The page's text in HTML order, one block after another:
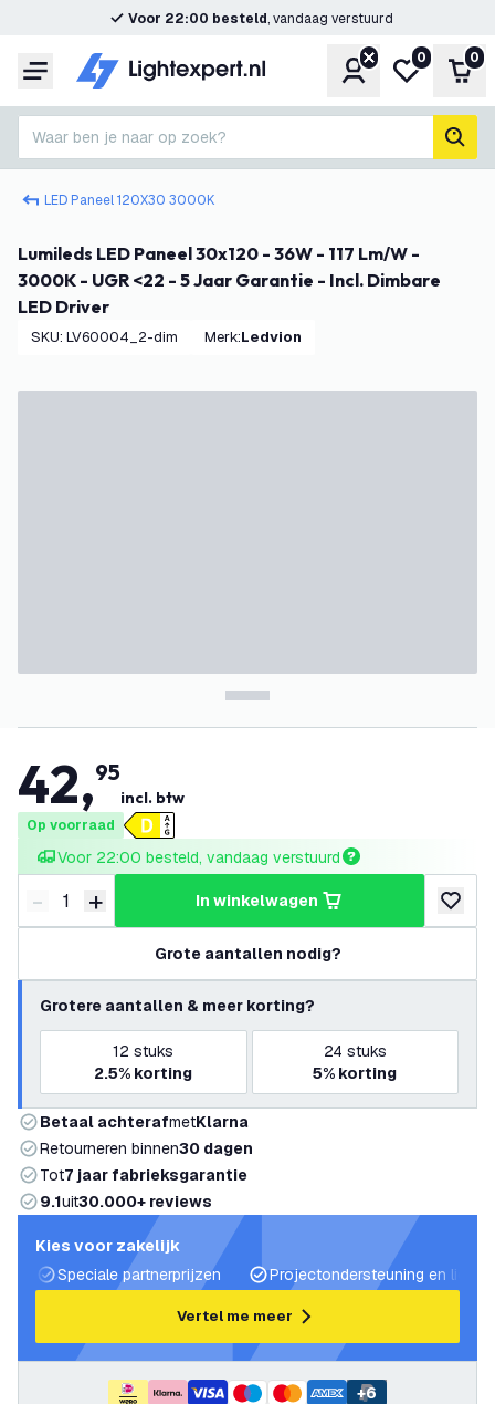
Voor 22:00 besteld, vandaag verstuurd
Menu Account
Mijn
0 0
Waar ben je naar op zoek?
LED Paneel 120X30 3000K
Lumileds LED Paneel 30x120 - 36W - 117 Lm/W -
3000K - UGR <22 - 5 Jaar Garantie - Incl. Dimbare
LED Driver
SKU: LV60004_2-dim Merk: Ledvion
42,95
incl. btw
Op voorraad
Voor 22:00 besteld, vandaag verstuurd
Verminder hoeveelheid
- Verhoog hoeveelheid
+ in winkelwagen
Grote aantallen nodig?
Grotere aantallen & meer korting?
12 stuks
2.5% korting
24 stuks
5% korting
Betaal achterafmetKlarna
Retourneren binnen30 dagen
Tot7 jaar fabrieksgarantie
9.1uit30.000+ reviews
Kies voor zakelijk
Speciale partnerprijzen
Projectondersteuning en
Vertel me meer
+6